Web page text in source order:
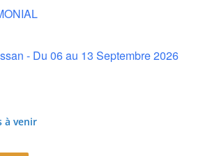
- Du 06 au 13 Septembre 2026
à venir